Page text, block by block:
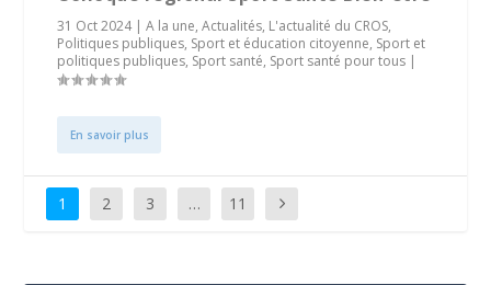
31 Oct 2024|A la une,Actualités, L'actualité du CROS,
Politiques publiques, Sport et éducation citoyenne, Sport et
politiques publiques, Sport santé, Sport santé pour tous |
En savoir plus
1 2 3 … 11